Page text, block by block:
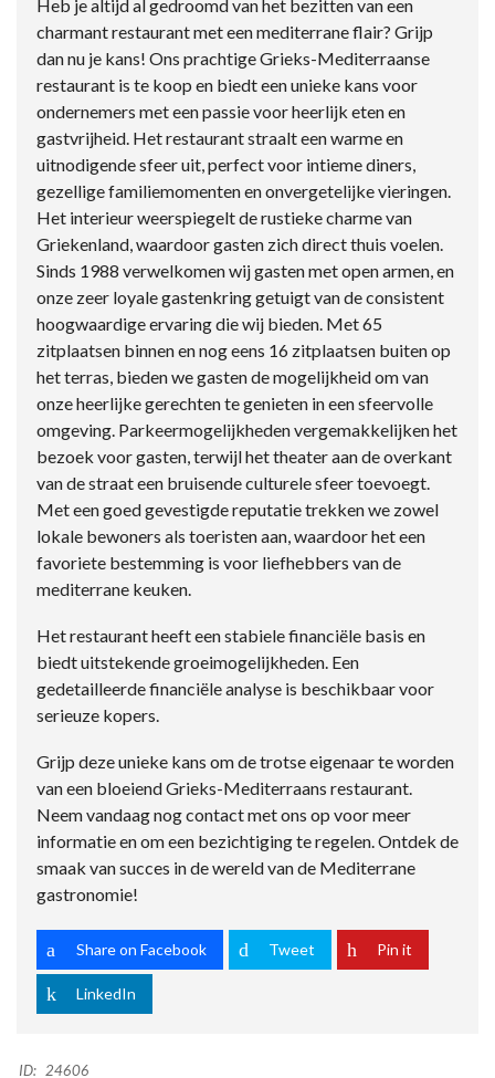
Heb je altijd al gedroomd van het bezitten van een
charmant restaurant met een mediterrane flair? Grijp
dan nu je kans! Ons prachtige Grieks-Mediterraanse
restaurant is te koop en biedt een unieke kans voor
ondernemers met een passie voor heerlijk eten en
gastvrijheid. Het restaurant straalt een warme en
uitnodigende sfeer uit, perfect voor intieme diners,
gezellige familiemomenten en onvergetelijke vieringen.
Het interieur weerspiegelt de rustieke charme van
Griekenland, waardoor gasten zich direct thuis voelen.
Sinds 1988 verwelkomen wij gasten met open armen, en
onze zeer loyale gastenkring getuigt van de consistent
hoogwaardige ervaring die wij bieden. Met 65
zitplaatsen binnen en nog eens 16 zitplaatsen buiten op
het terras, bieden we gasten de mogelijkheid om van
onze heerlijke gerechten te genieten in een sfeervolle
omgeving. Parkeermogelijkheden vergemakkelijken het
bezoek voor gasten, terwijl het theater aan de overkant
van de straat een bruisende culturele sfeer toevoegt.
Met een goed gevestigde reputatie trekken we zowel
lokale bewoners als toeristen aan, waardoor het een
favoriete bestemming is voor liefhebbers van de
mediterrane keuken.
Het restaurant heeft een stabiele financiële basis en
biedt uitstekende groeimogelijkheden. Een
gedetailleerde financiële analyse is beschikbaar voor
serieuze kopers.
Grijp deze unieke kans om de trotse eigenaar te worden
van een bloeiend Grieks-Mediterraans restaurant.
Neem vandaag nog contact met ons op voor meer
informatie en om een bezichtiging te regelen. Ontdek de
smaak van succes in de wereld van de Mediterrane
gastronomie!
Share on Facebook Tweet Pin it
LinkedIn
ID: 24606